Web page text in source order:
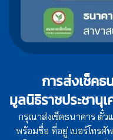
การส่งเช็คธ
มูลนิธิราชประชานุ
กรุณาส่งเช็คธนาคาร ตั๋ว
พร้อมชื่อ ที่อยู่ เบอร์โทรศั